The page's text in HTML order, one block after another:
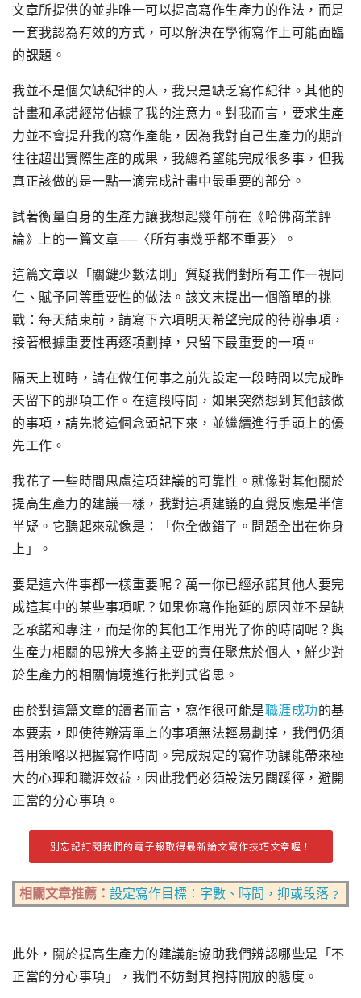
文章所提供的並非唯一可以提高寫作生產力的作法，而是
一套我認為有效的方式，可以解決在學術寫作上可能面臨
的課題。
我並不是個欠缺紀律的人，我只是缺乏寫作紀律。其他的
計畫和承諾經常佔據了我的注意力。對我而言，要求生產
力並不會提升我的寫作產能，因為我對自己生產力的期許
往往超出實際生產的成果，我總希望能完成很多事，但我
真正該做的是一點一滴完成計畫中最重要的部分。
試著衡量自身的生產力讓我想起幾年前在《哈佛商業評
論》上的一篇文章──〈所有事幾乎都不重要〉。
這篇文章以「關鍵少數法則」質疑我們對所有工作一視同
仁、賦予同等重要性的做法。該文末提出一個簡單的挑
戰：每天結束前，請寫下六項明天希望完成的待辦事項，
接著根據重要性再逐項劃掉，只留下最重要的一項。
隔天上班時，請在做任何事之前先設定一段時間以完成昨
天留下的那項工作。在這段時間，如果突然想到其他該做
的事項，請先將這個念頭記下來，並繼續進行手頭上的優
先工作。
我花了一些時間思慮這項建議的可靠性。就像對其他關於
提高生產力的建議一樣，我對這項建議的直覺反應是半信
半疑。它聽起來就像是：「你全做錯了。問題全出在你身
上」。
要是這六件事都一樣重要呢？萬一你已經承諾其他人要完
成這其中的某些事項呢？如果你寫作拖延的原因並不是缺
乏承諾和專注，而是你的其他工作用光了你的時間呢？與
生產力相關的思辨大多將主要的責任聚焦於個人，鮮少對
於生產力的相關情境進行批判式省思。
由於對這篇文章的讀者而言，寫作很可能是職涯成功的基
本要素，即使待辦清單上的事項無法輕易劃掉，我們仍須
善用策略以把握寫作時間。完成規定的寫作功課能帶來極
大的心理和職涯效益，因此我們必須設法另闢蹊徑，避開
正當的分心事項。
別忘記訂閱我們的電子報取得最新論文寫作技巧文章喔！
相關文章推薦： 設定寫作目標︰字數、時間，抑或段落﹖
此外，關於提高生產力的建議能協助我們辨認哪些是「不
正當的分心事項」，我們不妨對其抱持開放的態度。